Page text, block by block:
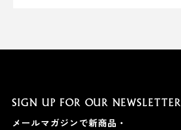
SIGN UP FOR OUR NEWSLETTER
メールマガジンで新商品・